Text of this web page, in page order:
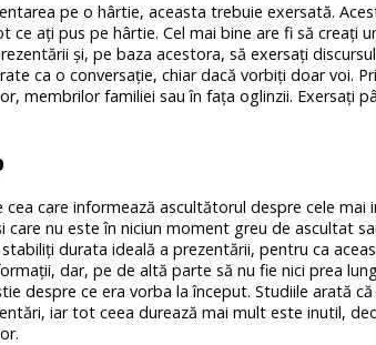
pe o hârtie, aceasta trebuie exersată.
ce aţi pus pe hârtie. Cel mai bine are fi să creaţi
şi, pe baza acestora, să exersaţi
ca o conversaţie, chiar dacă vorbiţi doar voi.
membrilor familiei sau în faţa oglinzii. Exersaţi
cea care informează ascultătorul despre cele
care nu este în niciun moment greu de ascultat
durata ideală a prezentării, pentru ca
dar, pe de altă parte să nu fie nici prea
despre ce era vorba la început. Studiile arată
iar tot ceea durează mai mult este inutil,